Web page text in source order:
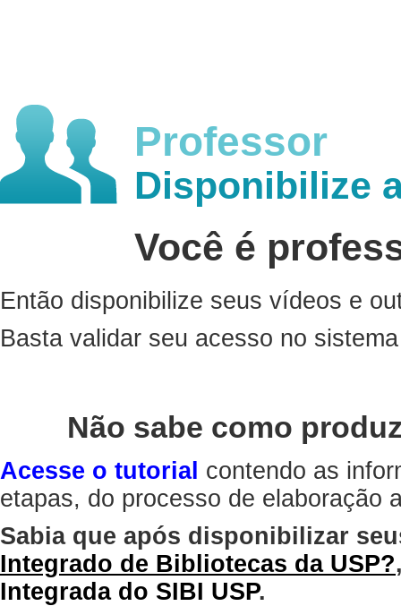
Professor
Disponibilize
Você é
Então disponibilize seus vídeos e
Basta validar seu acesso no
Não sabe como
Acesse o tutorial contendo as
etapas, do processo de elaboração
Sabia que após disponibilizar
Integrado de Bibliotecas da USP?
Integrada do SIBI USP.